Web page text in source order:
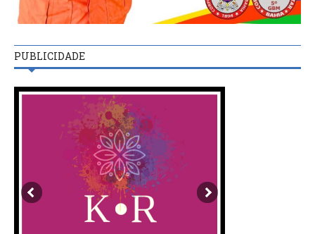
PUBLICIDADE